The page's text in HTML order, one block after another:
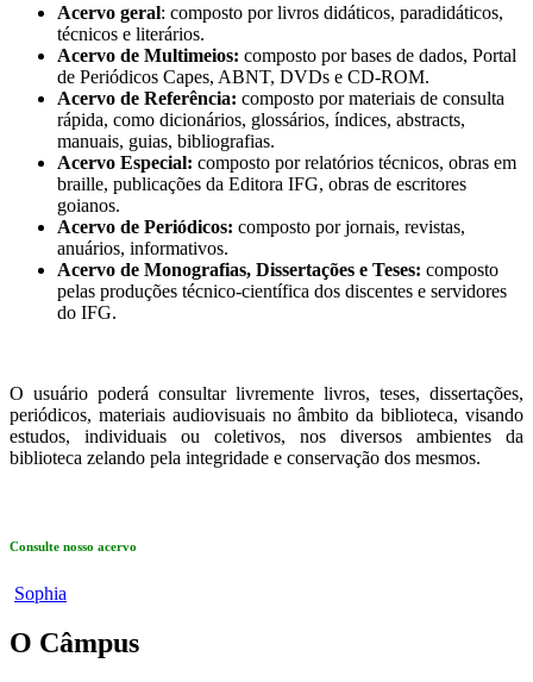
Acervo geral: composto por livros didáticos, paradidáticos,
técnicos e literários.
Acervo de Multimeios: composto por bases de dados, Portal
de Periódicos Capes, ABNT, DVDs e CD-ROM.
Acervo de Referência: composto por materiais de consulta
rápida, como dicionários, glossários, índices, abstracts,
manuais, guias, bibliografias.
Acervo Especial: composto por relatórios técnicos, obras em
braille, publicações da Editora IFG, obras de escritores
goianos.
Acervo de Periódicos: composto por jornais, revistas,
anuários, informativos.
Acervo de Monografias, Dissertações e Teses: composto
pelas produções técnico-científica dos discentes e servidores
do IFG.
O usuário poderá consultar livremente livros, teses, dissertações,
periódicos, materiais audiovisuais no âmbito da biblioteca, visando
estudos, individuais ou coletivos, nos diversos ambientes da
biblioteca zelando pela integridade e conservação dos mesmos.
Consulte nosso acervo
Sophia
O Câmpus